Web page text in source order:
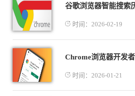
时间：2026-02-19
时间：2026-01-21